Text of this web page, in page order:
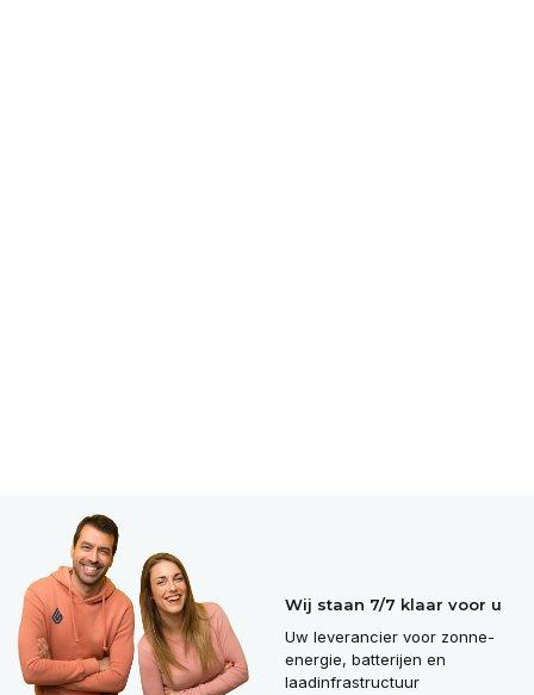
Wij staan 7/7 klaar voor u
Uw leverancier voor zonne-
energie, batterijen en
laadinfrastructuur